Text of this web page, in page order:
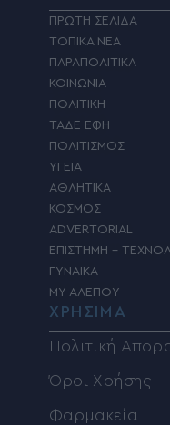
ΠΡΩΤΗ ΣΕΛΙΔΑ
ΤΟΠΙΚΑ ΝΕΑ
ΠΑΡΑΠΟΛΙΤΙΚΑ
ΚΟΙΝΩΝΙΑ
ΠΟΛΙΤΙΚΗ
ΤΑΔΕ ΕΦΗ
ΠΟΛΙΤΙΣΜΟΣ
ΥΓΕΙΑ
ΑΘΛΗΤΙΚΑ
ΚΟΣΜΟΣ
ADVERTORIAL
ΕΠΙΣΤΗΜΗ –
ΓΥΝΑΙΚΑ
MY ΑΛΕΠΟΥ
ΧΡΗΣΙΜΑ
Πολιτική
Όροι Χρήσης
Φαρμακεία